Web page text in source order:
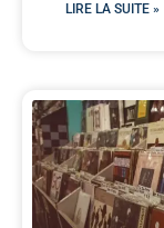
LIRE LA SUITE »